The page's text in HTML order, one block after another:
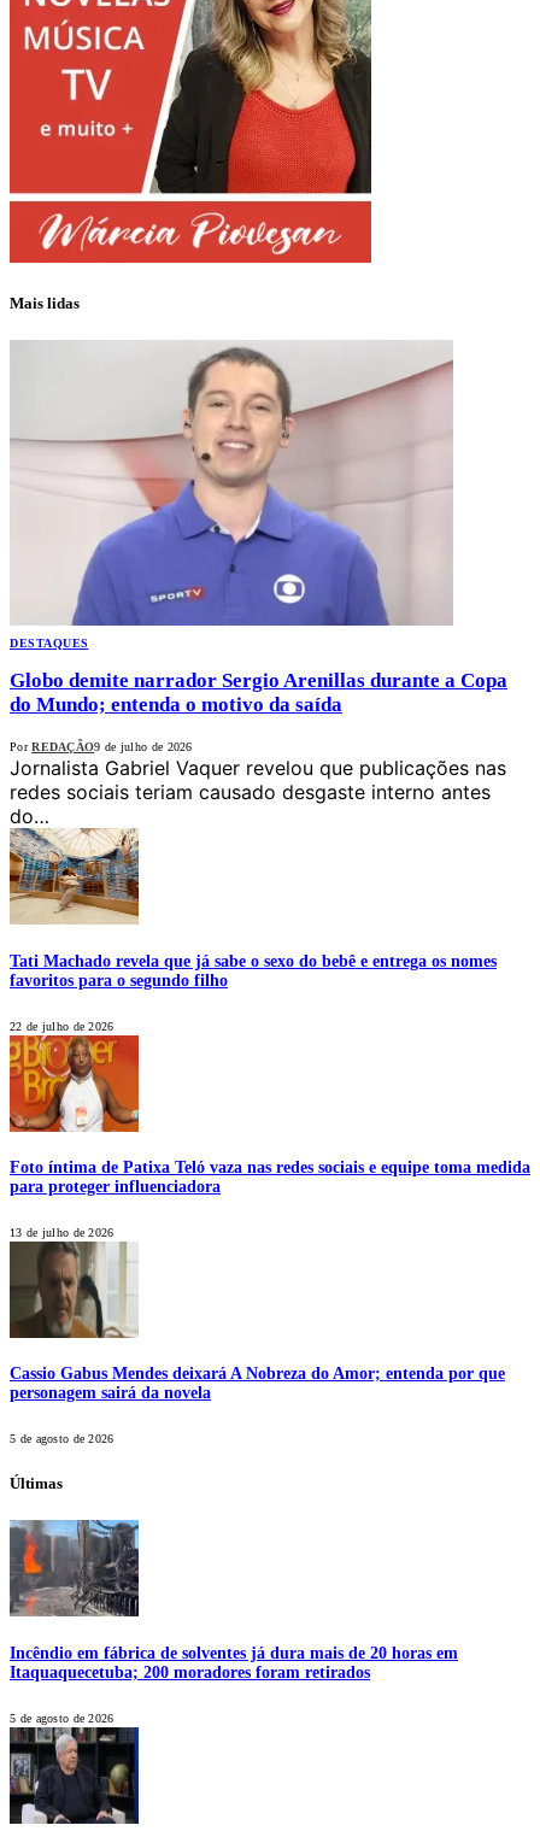
Mais lidas
DESTAQUES
Globo demite narrador Sergio Arenillas durante a Copa
do Mundo; entenda o motivo da saída
Por REDAÇÃO9 de julho de 2026
Jornalista Gabriel Vaquer revelou que publicações nas
redes sociais teriam causado desgaste interno antes
do…
Tati Machado revela que já sabe o sexo do bebê e entrega os nomes
favoritos para o segundo filho
22 de julho de 2026
Foto íntima de Patixa Teló vaza nas redes sociais e equipe toma medida
para proteger influenciadora
13 de julho de 2026
Cassio Gabus Mendes deixará A Nobreza do Amor; entenda por que
personagem sairá da novela
5 de agosto de 2026
Últimas
Incêndio em fábrica de solventes já dura mais de 20 horas em
Itaquaquecetuba; 200 moradores foram retirados
5 de agosto de 2026